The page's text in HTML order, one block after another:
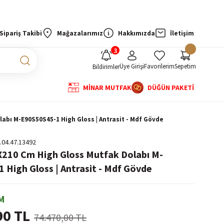
Sipariş Takibi Mağazalarımız Hakkımızda İletişim
BildirimlerÜye GirişiFavorilerimSepetim
MİNAR MUTFAK DÜĞÜN PAKETİ
M-E90S50S45-1 High Gloss | Antrasit - Mdf Gövde
Cm High Gloss Mutfak Dolabı M-
High Gloss | Antrasit - Mdf Gövde
TL 74.470,00 TL